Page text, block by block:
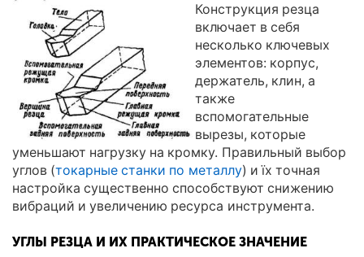
Конструкция резца
включает в себя
несколько ключевых
элементов: корпус,
держатель, клин, а
также
вспомогательные
вырезы, которые
уменьшают нагрузку на кромку. Правильный выбор
углов (токарные станки по металлу) и їх точная
настройка существенно способствуют снижению
вибраций и увеличению ресурса инструмента.
УГЛЫ РЕЗЦА И ИХ ПРАКТИЧЕСКОЕ ЗНАЧЕНИЕ